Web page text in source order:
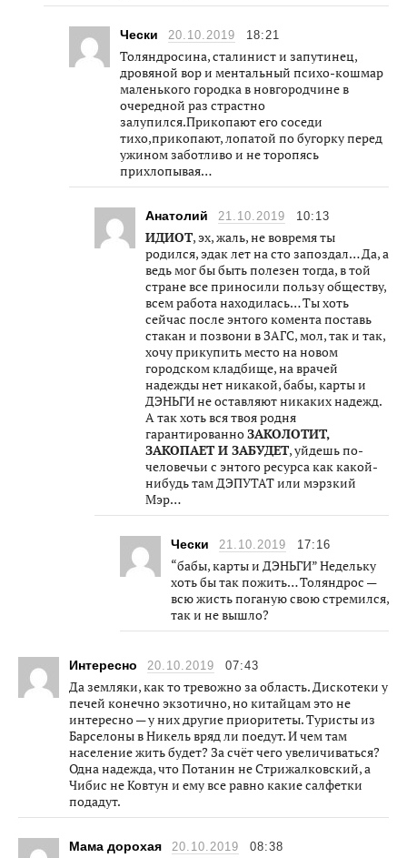
Чески 20.10.2019 18:21
Толяндросина, сталинист и запутинец,
дровяной вор и ментальный психо-кошмар
маленького городка в новгородчине в
очередной раз страстно
залупился.Прикопают его соседи
тихо,прикопают, лопатой по бугорку перед
ужином заботливо и не торопясь
прихлопывая…
Анатолий 21.10.2019 10:13
ИДИОТ, эх, жаль, не вовремя ты
родился, эдак лет на сто запоздал… Да, а
ведь мог бы быть полезен тогда, в той
стране все приносили пользу обществу,
всем работа находилась… Ты хоть
сейчас после энтого комента поставь
стакан и позвони в ЗАГС, мол, так и так,
хочу прикупить место на новом
городском кладбище, на врачей
надежды нет никакой, бабы, карты и
ДЭНЬГИ не оставляют никаких надежд.
А так хоть вся твоя родня
гарантированноЗАКОЛОТИТ,
ЗАКОПАЕТ И ЗАБУДЕТ, уйдешь по-
человечьи с энтого ресурса как какой-
нибудь там ДЭПУТАТ или мэрзкий
Мэр…
Чески 21.10.2019 17:16
“бабы, карты и ДЭНЬГИ” Недельку
хоть бы так пожить… Толяндрос —
всю жисть поганую свою стремился,
так и не вышло?
Интересно 20.10.2019 07:43
Да земляки, как то тревожно за область. Дискотеки у
печей конечно экзотично, но китайцам это не
интересно — у них другие приоритеты. Туристы из
Барселоны в Никель вряд ли поедут. И чем там
население жить будет? За счёт чего увеличиваться?
Одна надежда, что Потанин не Стрижалковский, а
Чибис не Ковтун и ему все равно какие салфетки
подадут.
Мама дорохая 20.10.2019 08:38